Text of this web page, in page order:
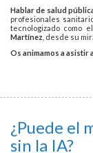
Hablar de salud
profesionales
tecnologizado como
Martínez , desde su
Os animamos a asistir
¿Puede el
sin la IA?